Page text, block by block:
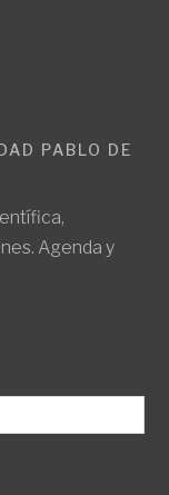
PABLO DE
Agenda y